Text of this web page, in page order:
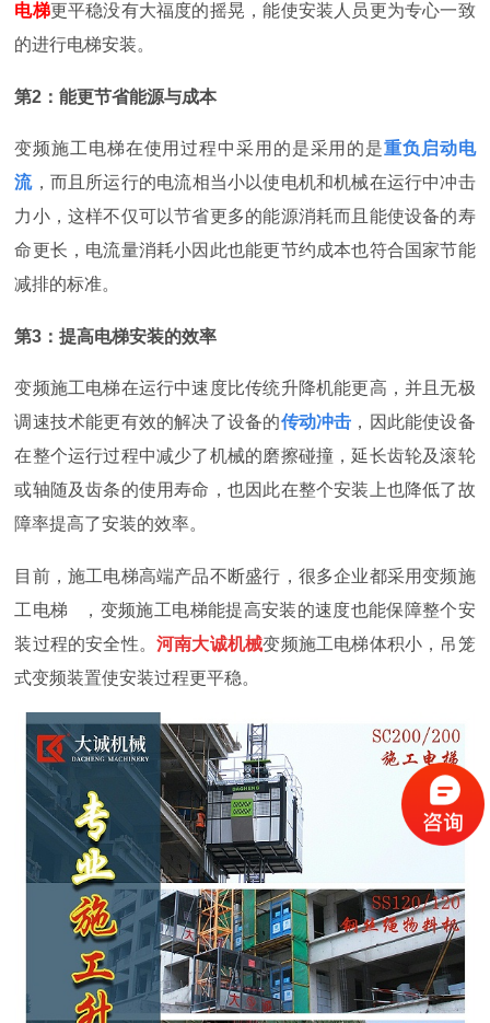
电梯更平稳没有大福度的摇晃，能使安装人员更为专心一致
的进行电梯安装。
第2：能更节省能源与成本
变频施工电梯在使用过程中采用的是采用的是重负启动电
流，而且所运行的电流相当小以使电机和机械在运行中冲击
力小，这样不仅可以节省更多的能源消耗而且能使设备的寿
命更长，电流量消耗小因此也能更节约成本也符合国家节能
减排的标准。
第3：提高电梯安装的效率
变频施工电梯在运行中速度比传统升降机能更高，并且无极
调速技术能更有效的解决了设备的传动冲击 ，因此能使设备
在整个运行过程中减少了机械的磨擦碰撞，延长齿轮及滚轮
或轴随及齿条的使用寿命，也因此在整个安装上也降低了故
障率提高了安装的效率。
目前，施工电梯高端产品不断盛行，很多企业都采用变频施
工电梯
，变频施工电梯能提高安装的速度也能保障整个安
装过程的安全性。河南大诚机械变频施工电梯体积小，吊笼
式变频装置使安装过程更平稳。